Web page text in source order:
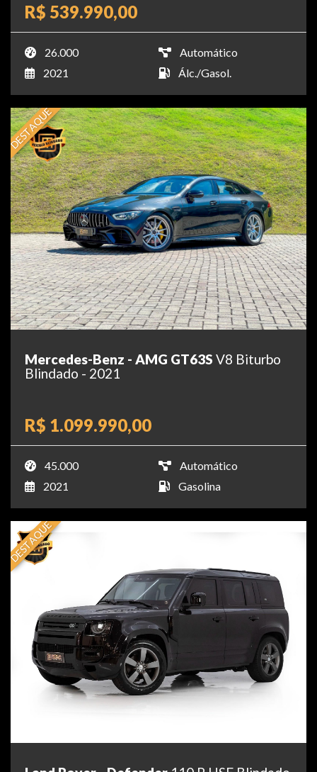
R$ 539.990,00
26.000
Automático
2021
Álc./Gasol.
DESTAQUE
Mercedes-Benz - AMG GT63S V8 Biturbo
Blindado - 2021
R$ 1.099.990,00
45.000
Automático
2021
Gasolina
DESTAQUE